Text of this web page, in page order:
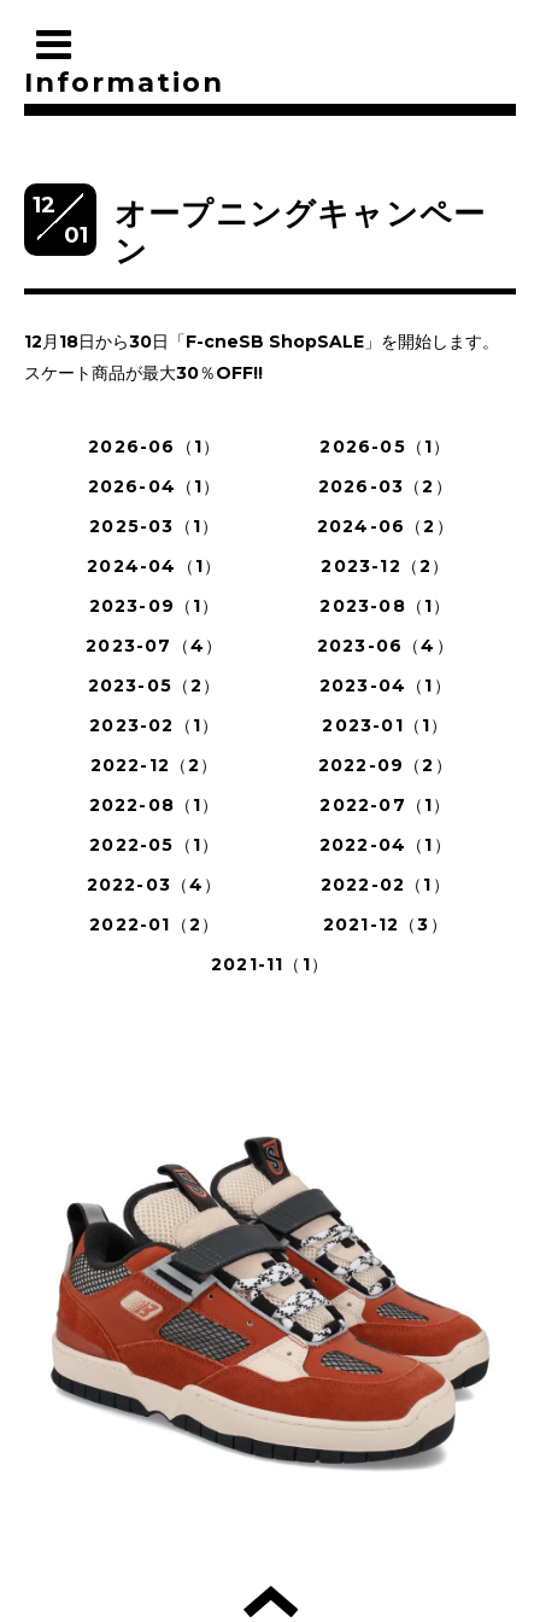
Information
12
01
オープニングキャンペー
ン
12月 18日から30日 「F-cneSB ShopSALE 」を開始します。
スケート商品が最大30％OFF!!
2026-06（1）
2026-05（1）
2026-04（1）
2026-03（2）
2025-03（1）
2024-06（2）
2024-04（1）
2023-12（2）
2023-09（1）
2023-08（1）
2023-07（4）
2023-06（4）
2023-05（2）
2023-04（1）
2023-02（1）
2023-01（1）
2022-12（2）
2022-09（2）
2022-08（1）
2022-07（1）
2022-05（1）
2022-04（1）
2022-03（4）
2022-02（1）
2022-01（2）
2021-12（3）
2021-11（1）